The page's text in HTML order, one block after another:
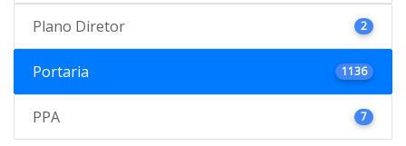
Plano Diretor 2
Portaria 1136
PPA 7